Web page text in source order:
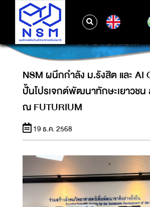
NSM ผนึกกำลัง ม.รังสิต และ AI
ปั้นโปรเจกต์พัฒนาทักษะเยาวชน
FUTURIUM
NSM ผนึกกำลัง ม.รังสิต และ AI
ปั้นโปรเจกต์พัฒนาทักษะเยาวชน
ณ FUTURIUM
19 ธ.ค. 2568